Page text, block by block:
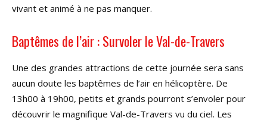
vivant et animé à ne pas manquer.
Baptêmes de l’air : Survoler le Val-de-Travers
Une des grandes attractions de cette journée sera sans
aucun doute les baptêmes de l’air en hélicoptère. De
13h00 à 19h00, petits et grands pourront s’envoler pour
découvrir le magnifique Val-de-Travers vu du ciel. Les